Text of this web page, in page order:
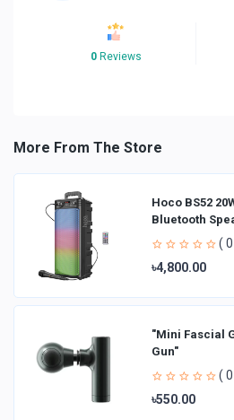
0 Reviews
More From The Store
Hoco BS52
Bluetooth
(
৳4,800.00
"Mini Fascial
Gun"
(
৳550.00